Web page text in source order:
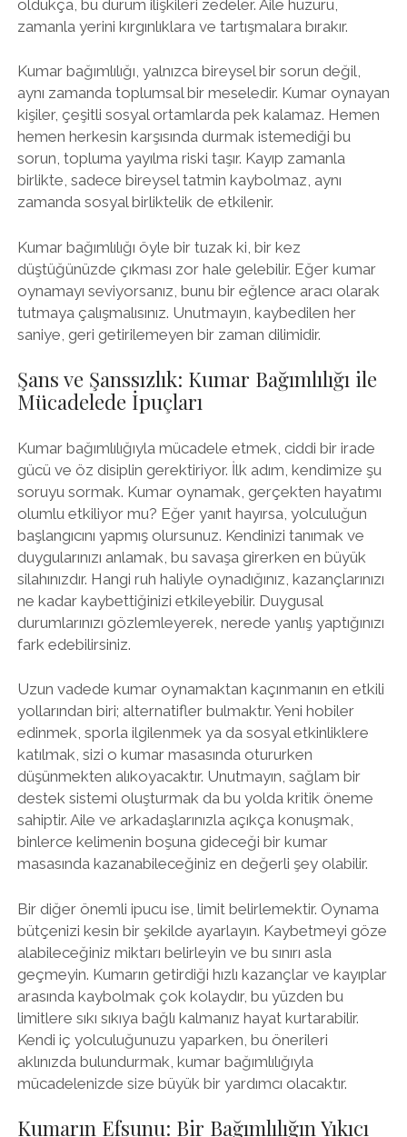
oldukça, bu durum ilişkileri zedeler. Aile huzuru,
zamanla yerini kırgınlıklara ve tartışmalara bırakır.
Kumar bağımlılığı, yalnızca bireysel bir sorun değil,
aynı zamanda toplumsal bir meseledir. Kumar oynayan
kişiler, çeşitli sosyal ortamlarda pek kalamaz. Hemen
hemen herkesin karşısında durmak istemediği bu
sorun, topluma yayılma riski taşır. Kayıp zamanla
birlikte, sadece bireysel tatmin kaybolmaz, aynı
zamanda sosyal birliktelik de etkilenir.
Kumar bağımlılığı öyle bir tuzak ki, bir kez
düştüğünüzde çıkması zor hale gelebilir. Eğer kumar
oynamayı seviyorsanız, bunu bir eğlence aracı olarak
tutmaya çalışmalısınız. Unutmayın, kaybedilen her
saniye, geri getirilemeyen bir zaman dilimidir.
Şans ve Şanssızlık: Kumar Bağımlılığı ile
Mücadelede İpuçları
Kumar bağımlılığıyla mücadele etmek, ciddi bir irade
gücü ve öz disiplin gerektiriyor. İlk adım, kendimize şu
soruyu sormak. Kumar oynamak, gerçekten hayatımı
olumlu etkiliyor mu? Eğer yanıt hayırsa, yolculuğun
başlangıcını yapmış olursunuz. Kendinizi tanımak ve
duygularınızı anlamak, bu savaşa girerken en büyük
silahınızdır. Hangi ruh haliyle oynadığınız, kazançlarınızı
ne kadar kaybettiğinizi etkileyebilir. Duygusal
durumlarınızı gözlemleyerek, nerede yanlış yaptığınızı
fark edebilirsiniz.
Uzun vadede kumar oynamaktan kaçınmanın en etkili
yollarından biri; alternatifler bulmaktır. Yeni hobiler
edinmek, sporla ilgilenmek ya da sosyal etkinliklere
katılmak, sizi o kumar masasında otururken
düşünmekten alıkoyacaktır. Unutmayın, sağlam bir
destek sistemi oluşturmak da bu yolda kritik öneme
sahiptir. Aile ve arkadaşlarınızla açıkça konuşmak,
binlerce kelimenin boşuna gideceği bir kumar
masasında kazanabileceğiniz en değerli şey olabilir.
Bir diğer önemli ipucu ise, limit belirlemektir. Oynama
bütçenizi kesin bir şekilde ayarlayın. Kaybetmeyi göze
alabileceğiniz miktarı belirleyin ve bu sınırı asla
geçmeyin. Kumarın getirdiği hızlı kazançlar ve kayıplar
arasında kaybolmak çok kolaydır, bu yüzden bu
limitlere sıkı sıkıya bağlı kalmanız hayat kurtarabilir.
Kendi iç yolculuğunuzu yaparken, bu önerileri
aklınızda bulundurmak, kumar bağımlılığıyla
mücadelenizde size büyük bir yardımcı olacaktır.
Kumarın Efsunu: Bir Bağımlılığın Yıkıcı